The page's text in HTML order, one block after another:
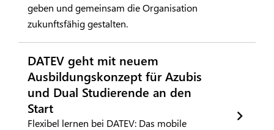
geben und gemeinsam die Organisation
zukunftsfähig gestalten.
DATEV geht mit neuem
Ausbildungskonzept für Azubis
und Dual Studierende an den
Start
Flexibel lernen bei DATEV: Das mobile